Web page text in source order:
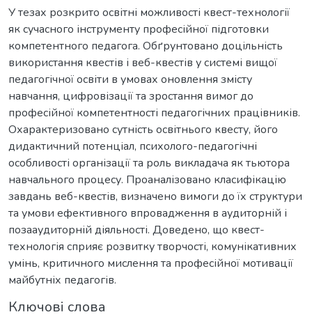
У тезах розкрито освітні можливості квест-технології
як сучасного інструменту професійної підготовки
компетентного педагога. Обґрунтовано доцільність
використання квестів і веб-квестів у системі вищої
педагогічної освіти в умовах оновлення змісту
навчання, цифровізації та зростання вимог до
професійної компетентності педагогічних працівників.
Охарактеризовано сутність освітнього квесту, його
дидактичний потенціал, психолого-педагогічні
особливості організації та роль викладача як тьютора
навчального процесу. Проаналізовано класифікацію
завдань веб-квестів, визначено вимоги до їх структури
та умови ефективного впровадження в аудиторній і
позааудиторній діяльності. Доведено, що квест-
технологія сприяє розвитку творчості, комунікативних
умінь, критичного мислення та професійної мотивації
майбутніх педагогів.
Ключові слова